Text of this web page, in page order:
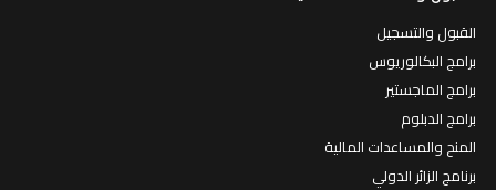
القبول والتسجيل
برامج البكالوريوس
برامج الماجستير
برامج الدبلوم
المنح والمساعدات المالية
برنامج الزائر الدولي